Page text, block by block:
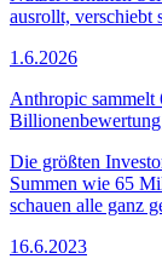
ausrollt, verschiebt
1.6.2026
Anthropic
Die größten
Summen wie 65
schauen alle ganz
16.6.2023